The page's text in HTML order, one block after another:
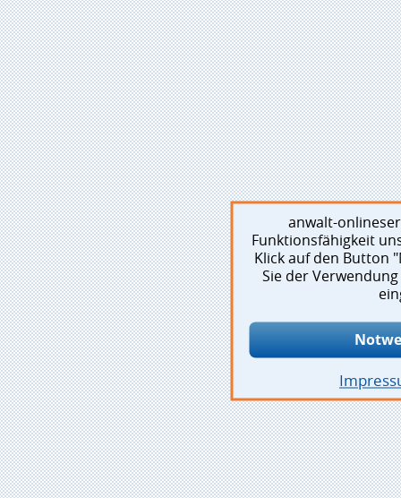
anwalt-
Funktionsfähigkeit
Klick auf den Button
Sie der